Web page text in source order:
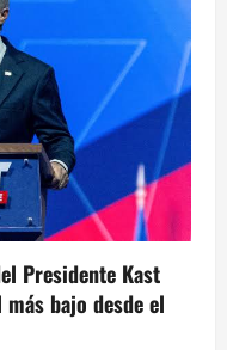
Presidente Kast
bajo desde el